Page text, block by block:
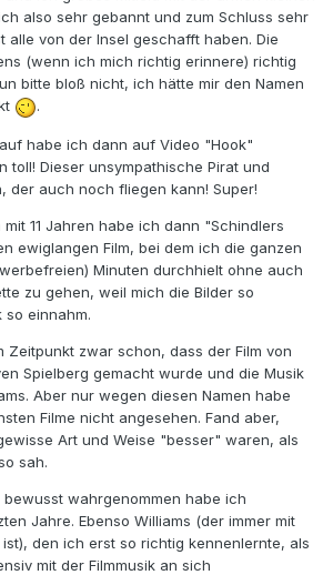
also sehr gebannt und zum Schluss sehr
alle von der Insel geschafft haben. Die
(wenn ich mich richtig erinnere) richtig
bitte bloß nicht, ich hätte mir den Namen
.
habe ich dann auf Video "Hook"
toll! Dieser unsympathische Pirat und
der auch noch fliegen kann! Super!
mit 11 Jahren habe ich dann "Schindlers
ewiglangen Film, bei dem ich die ganzen
Minuten durchhielt ohne auch
zu gehen, weil mich die Bilder so
so einnahm.
Zeitpunkt zwar schon, dass der Film von
Spielberg gemacht wurde und die Musik
Aber nur wegen diesen Namen habe
Filme nicht angesehen. Fand aber,
Art und Weise "besser" waren, als
sah.
wahrgenommen habe ich
Jahre. Ebenso Williams (der immer mit
den ich erst so richtig kennenlernte, als
mit der Filmmusik an sich